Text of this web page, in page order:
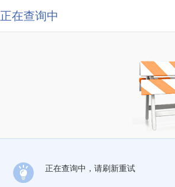
正在查询中
正在查询中，请刷新重试